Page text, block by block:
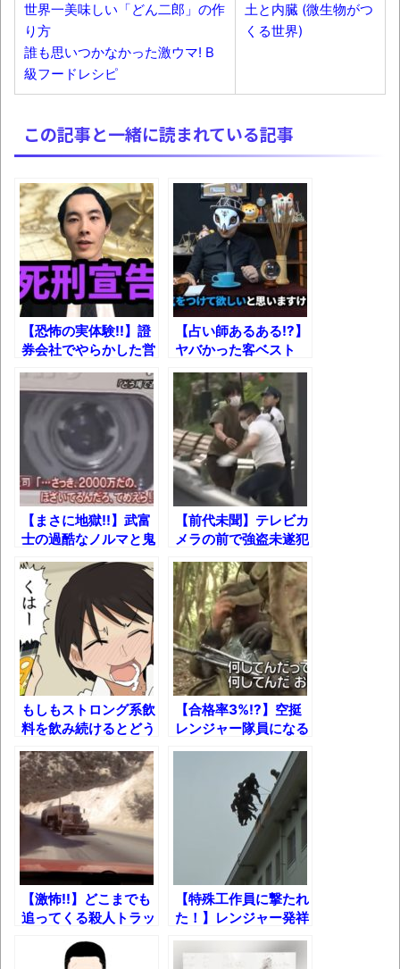
なる現象を泣きながら修正しました」と現在は
アプデ済み。ほか、8月09日の新着CGまとめ
まっぷたつに…日本レトロゲーム協会がゲー
ムソフトCDの劣化について問題提起 他
別にどこの誰が一日何時間睡眠だろうがど
うでもいいじゃないですか
8月26日にリメイク完結編「FF7リベレーシ
ョン」の新映像が公開！欧州gamescom 2026
にて
凡庸な悪
お前らの身体の悩み教えてくれ
「アメリカのヤンキーがアジア人にケンカ
を売った結果ｗｗｗ」 ほか
【読書感想】山野辺太郎『いつか深い穴に
落ちるまで』
映画ちいかわ観に行ったので感想を書きま
す(若干ネタバレあり) 26/07/25
マケイン9巻＆アニメ公式ガイド感想
独学で挑んだ2026年二級建築士学科試験結
果速報（仮）
体験談：仕事で同じビルの中に入っている
グループ会社の嫁子 [ほのぼの]
葉月つばさちゃん、昔から見てるんだけど
かなりお姉さんになったね
壊れたエアコンと歌えないボク
バージョンアップ情報更新 AOMEI
Backupper Standard 8.3.0 などバージョンア
ップ
高嶋ちさ子、ダウン症の姉が暴行事件！事
件の一部始終と衝撃の結末
【呆然】北海道旅行ワイ「ウニイクラ丼特
盛で食うぞ！！！うおおおおおおお
お！！！！！」→結
果･････････････････････････････
世界一美味しい「どん二郎」の作
り方
誰も思いつかなかった激ウマ! B
級フードレシピ
土と内臓 (微生物がつ
くる世界)
この記事と一緒に読まれている記事
【恐怖の実体験!!】證
券会社でやらかした営
業失敗エピソード3選
【占い師あるある!?】
ヤバかった客ベスト
5【人生で一番怖い人
間は〇〇】
【まさに地獄!!】武富
士の過酷なノルマと鬼
上司
【前代未聞】テレビカ
メラの前で強盗未遂犯
が確保された瞬間!!
もしもストロング系飲
料を飲み続けるとどう
なるのか？
【合格率3%!?】空挺
レンジャー隊員になる
ための過酷すぎる極限
【激怖!!】どこまでも
追ってくる殺人トラッ
クのあおり運転！
【特殊工作員に撃たれ
た！】レンジャー発祥
の地「第7普通科連
隊」が特殊工作員を掃